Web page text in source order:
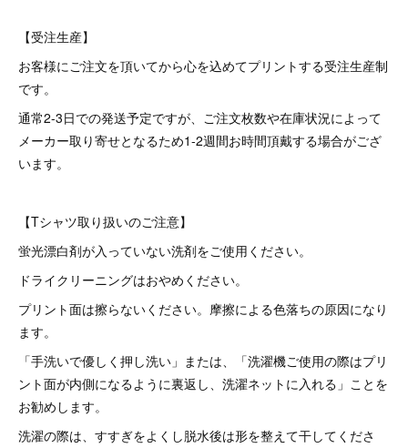
【受注生産】
お客様にご注文を頂いてから心を込めてプリントする受注生産制
です。
通常2-3日での発送予定ですが、ご注文枚数や在庫状況によって
メーカー取り寄せとなるため1-2週間お時間頂戴する場合がござ
います。
【Tシャツ取り扱いのご注意】
蛍光漂白剤が入っていない洗剤をご使用ください。
ドライクリーニングはおやめください。
プリント面は擦らないください。摩擦による色落ちの原因になり
ます。
「手洗いで優しく押し洗い」または、「洗濯機ご使用の際はプリ
ント面が内側になるように裏返し、洗濯ネットに入れる」ことを
お勧めします。
洗濯の際は、すすぎをよくし脱水後は形を整えて干してくださ